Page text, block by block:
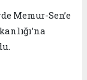
Memur-Sen’e